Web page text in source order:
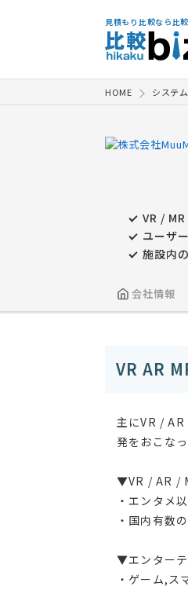
見積もり比較なら比
HOME システ
VR /
ユーザ
施設内
会社情報
VR AR
主にVR / AR
発をおこなっ
▼VR / AR /
・エンタメ
・国内有数
▼エンター
・ゲーム,ス